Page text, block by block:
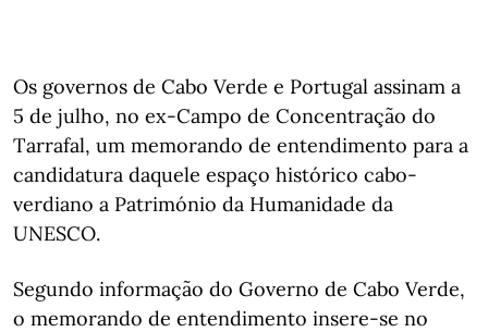
Os governos de Cabo Verde e Portugal assinam a
5 de julho, no ex-Campo de Concentração do
Tarrafal, um memorando de entendimento para a
candidatura daquele espaço histórico cabo-
verdiano a Património da Humanidade da
UNESCO.
Segundo informação do Governo de Cabo Verde,
o memorando de entendimento insere-se no